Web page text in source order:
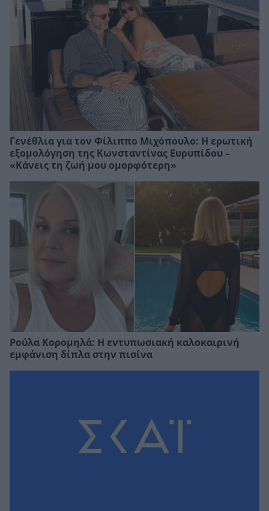
Γενέθλια για τον Φίλιππο Μιχόπουλο: Η ερωτική
εξομολόγηση της Κωνσταντίνας Ευρυπίδου –
«Κάνεις τη ζωή μου ομορφότερη»
Ρούλα Κορομηλά: Η εντυπωσιακή καλοκαιρινή
εμφάνιση δίπλα στην πισίνα